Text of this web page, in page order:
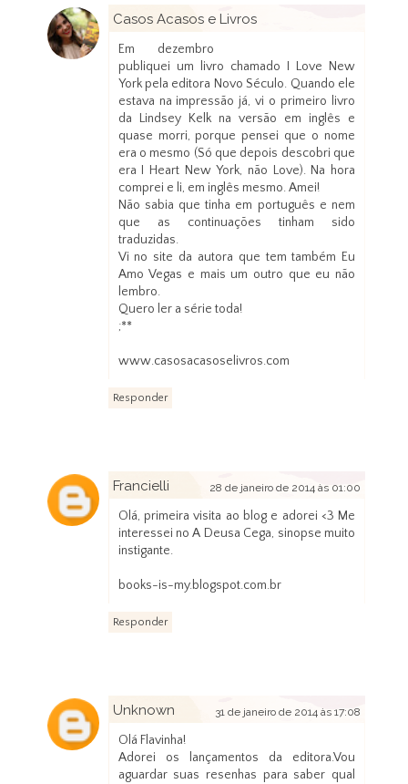
Casos Acasos e Livros
Em dezembro
publiquei um livro chamado I Love New
York pela editora Novo Século. Quando ele
estava na impressão já, vi o primeiro livro
da Lindsey Kelk na versão em inglês e
quase morri, porque pensei que o nome
era o mesmo (Só que depois descobri que
era I Heart New York, não Love). Na hora
comprei e li, em inglês mesmo. Amei!
Não sabia que tinha em português e nem
que as continuações tinham sido
traduzidas.
Vi no site da autora que tem também Eu
Amo Vegas e mais um outro que eu não
lembro.
Quero ler a série toda!
;**
www.casosacasoselivros.com
Responder
Francielli 28 de janeiro de 2014 às 01:00
Olá, primeira visita ao blog e adorei <3 Me
interessei no A Deusa Cega, sinopse muito
instigante.
books-is-my.blogspot.com.br
Responder
Unknown 31 de janeiro de 2014 às 17:08
Olá Flavinha!
Adorei os lançamentos da editora.Vou
aguardar suas resenhas para saber qual